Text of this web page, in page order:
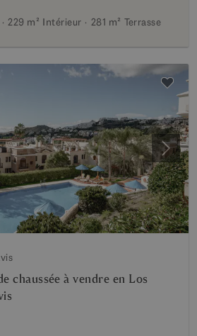
229 m² Intérieur 281 m² Terrasse
chaussée à vendre en Los